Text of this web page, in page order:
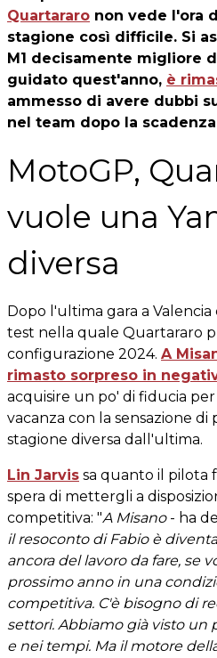
Quartararo non vede l'ora
stagione così difficile. Si
M1 decisamente migliore
guidato quest'anno, è
ammesso di avere dubbi
nel team dopo la
MotoGP,
vuole una
diversa
Dopo l'ultima gara a Valencia
test nella quale Quartararo
configurazione 2024. A
rimasto sorpreso in
acquisire un po' di fiducia
vacanza con la sensazione
stagione diversa dall'ultima.
Lin Jarvis sa quanto il pilota
spera di mettergli a
competitiva: "A Misano- ha
il resoconto di Fabio è
ancora del lavoro da fare, se
prossimo anno in una
competitiva. C'è bisogno di
settori. Abbiamo già visto un
e nei tempi. Ma il motore